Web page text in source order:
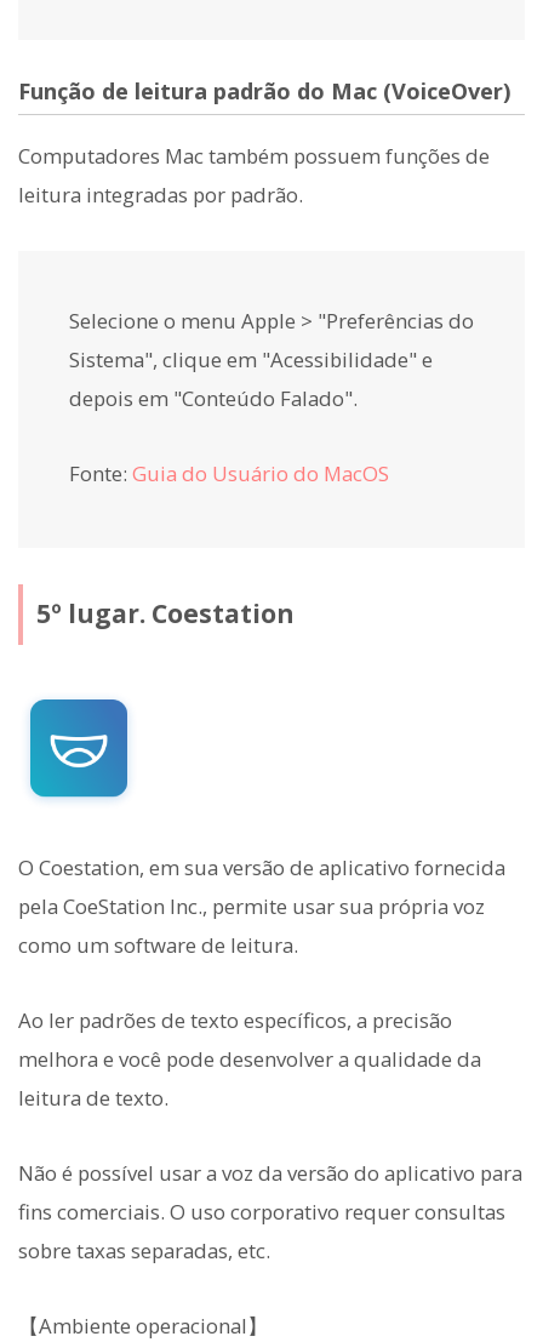
Função de leitura padrão do Mac (VoiceOver)
Computadores Mac também possuem funções de
leitura integradas por padrão.
Selecione o menu Apple > "Preferências do
Sistema", clique em "Acessibilidade" e
depois em "Conteúdo Falado".
Fonte: Guia do Usuário do MacOS
5º lugar. Coestation
O Coestation, em sua versão de aplicativo fornecida
pela CoeStation Inc., permite usar sua própria voz
como um software de leitura.
Ao ler padrões de texto específicos, a precisão
melhora e você pode desenvolver a qualidade da
leitura de texto.
Não é possível usar a voz da versão do aplicativo para
fins comerciais. O uso corporativo requer consultas
sobre taxas separadas, etc.
【Ambiente operacional】